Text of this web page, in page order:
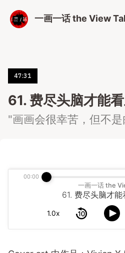
一画一话 the View
47:31
61. 费尽头脑才能
"画画会很幸苦，但不
一画一话 the
61. 费尽头脑才
1.0x
00:00